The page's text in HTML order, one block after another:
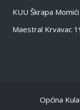
KUU Škrapa Momići
Maestral Krvavac
Općina